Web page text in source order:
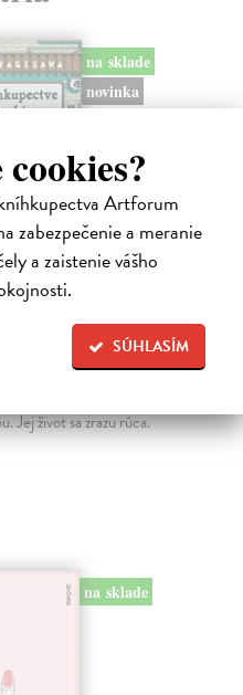
Artforum
zabezpečenie a meranie
a zaistenie vášho
SÚHLASÍM
na sklade
novinka
bezstarostne až do dňa, keď
Jej život sa zrazu rúca.
na sklade